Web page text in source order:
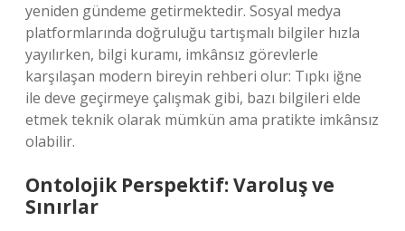
yeniden gündeme getirmektedir. Sosyal medya
platformlarında doğruluğu tartışmalı bilgiler hızla
yayılırken, bilgi kuramı, imkânsız görevlerle
karşılaşan modern bireyin rehberi olur: Tıpkı iğne
ile deve geçirmeye çalışmak gibi, bazı bilgileri elde
etmek teknik olarak mümkün ama pratikte imkânsız
olabilir.
Ontolojik Perspektif: Varoluş ve
Sınırlar